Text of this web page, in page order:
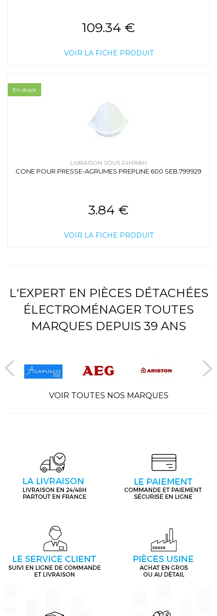
109.34 €
VOIR LA FICHE PRODUIT
LIVRAISON SOUS 24H/48H
CONE POUR PRESSE-AGRUMES PREPLINE 600 SEB 799929
3.84 €
VOIR LA FICHE PRODUIT
En stock
L'EXPERT EN PIÈCES DÉTACHÉES
ÉLECTROMÉNAGER TOUTES
MARQUES DEPUIS 39 ANS
VOIR TOUTES NOS MARQUES